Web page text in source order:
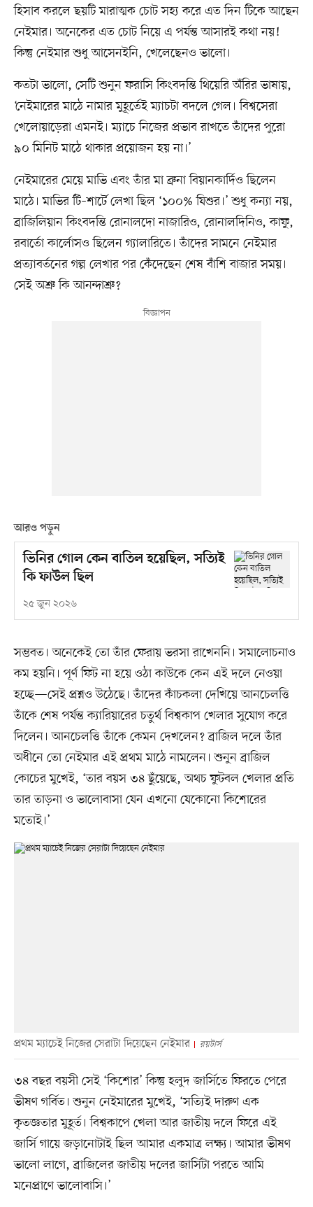
হিসাব করলে ছয়টি মারাত্মক চোট সহ্য করে এত দিন টিকে আছেন
নেইমার। অনেকের এত চোট নিয়ে এ পর্যন্ত আসারই কথা নয়!
কিন্তু নেইমার শুধু আসেনইনি, খেলেছেনও ভালো।
কতটা ভালো, সেটি শুনুন ফরাসি কিংবদন্তি থিয়েরি অঁরির ভাষায়,
‘নেইমারের মাঠে নামার মুহূর্তেই ম্যাচটা বদলে গেল। বিশ্বসেরা
খেলোয়াড়েরা এমনই। ম্যাচে নিজের প্রভাব রাখতে তাঁদের পুরো
৯০ মিনিট মাঠে থাকার প্রয়োজন হয় না।’
নেইমারের মেয়ে মাভি এবং তাঁর মা ব্রুনা বিয়ানকার্দিও ছিলেন
মাঠে। মাভির টি–শার্টে লেখা ছিল ‘১০০% যিশুর।’ শুধু কন্যা নয়,
ব্রাজিলিয়ান কিংবদন্তি রোনালদো নাজারিও, রোনালদিনিও, কাফু,
রবার্তো কার্লোসও ছিলেন গ্যালারিতে। তাঁদের সামনে নেইমার
প্রত্যাবর্তনের গল্প লেখার পর কেঁদেছেন শেষ বাঁশি বাজার সময়।
সেই অশ্রু কি আনন্দাশ্রু?
আরও পড়ুন
ভিনির গোল কেন বাতিল হয়েছিল, সত্যিই
কি ফাউল ছিল
২৫ জুন ২০২৬
সম্ভবত। অনেকেই তো তাঁর ফেরায় ভরসা রাখেননি। সমালোচনাও
কম হয়নি। পূর্ণ ফিট না হয়ে ওঠা কাউকে কেন এই দলে নেওয়া
হচ্ছে—সেই প্রশ্নও উঠেছে। তাঁদের কাঁচকলা দেখিয়ে আনচেলত্তি
তাঁকে শেষ পর্যন্ত ক্যারিয়ারের চতুর্থ বিশ্বকাপ খেলার সুযোগ করে
দিলেন। আনচেলত্তি তাঁকে কেমন দেখলেন? ব্রাজিল দলে তাঁর
অধীনে তো নেইমার এই প্রথম মাঠে নামলেন। শুনুন ব্রাজিল
কোচের মুখেই, ‘তার বয়স ৩৪ ছুঁয়েছে, অথচ ফুটবল খেলার প্রতি
তার তাড়না ও ভালোবাসা যেন এখনো যেকোনো কিশোরের
মতোই।’
প্রথম ম্যাচেই নিজের সেরাটা দিয়েছেন নেইমার রয়টার্স
৩৪ বছর বয়সী সেই ‘কিশোর’ কিন্তু হলুদ জার্সিতে ফিরতে পেরে
ভীষণ গর্বিত। শুনুন নেইমারের মুখেই, ‘সত্যিই দারুণ এক
কৃতজ্ঞতার মুহূর্ত। বিশ্বকাপে খেলা আর জাতীয় দলে ফিরে এই
জার্সি গায়ে জড়ানোটাই ছিল আমার একমাত্র লক্ষ্য। আমার ভীষণ
ভালো লাগে, ব্রাজিলের জাতীয় দলের জার্সিটা পরতে আমি
মনেপ্রাণে ভালোবাসি।’